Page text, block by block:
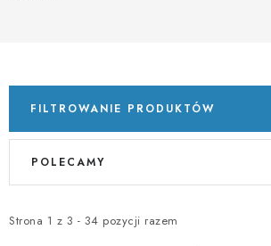
FILTROWANIE PRODUKTÓW
L
t
Strona 1 z 3 - 34 pozycji razem
S
t
POLECAMY